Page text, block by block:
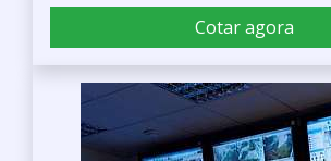
Cotar agora